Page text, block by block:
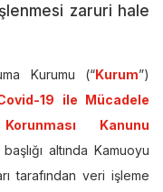
zaruri hale
Kurumu (“Kurum”)
19 ile Mücadele
Kanunu
başlığı altında Kamuoyu
tarafından veri işleme